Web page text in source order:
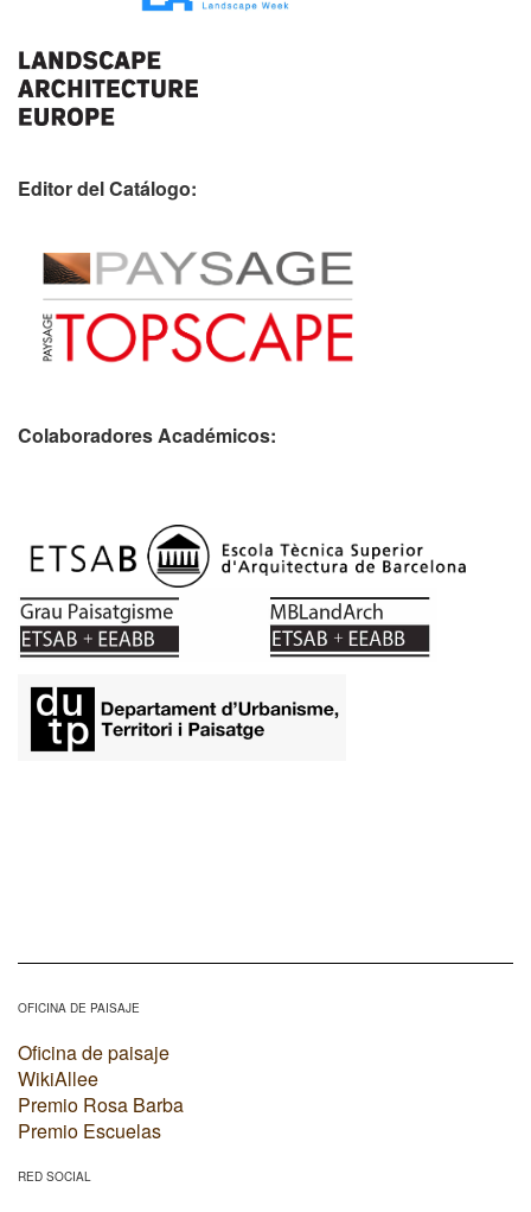
Editor del Catálogo:
Colaboradores Académicos:
OFICINA DE PAISAJE
Oficina de paisaje
WikiAllee
Premio Rosa Barba
Premio Escuelas
RED SOCIAL